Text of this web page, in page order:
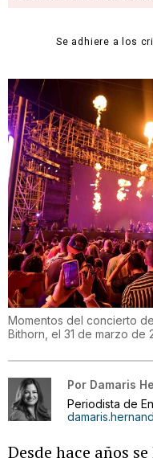
Se adhiere a los
Momentos del concierto
Bithorn, el 31 de marzo de
Por Damaris
Periodista de
Desde hace años